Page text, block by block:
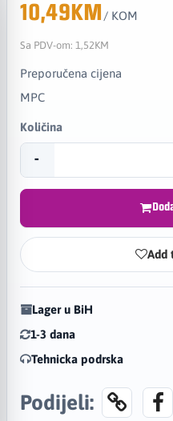
10,49KM / KOM
Sa PDV-om: 1,52KM
Preporučena cijena
MPC
Količina
-
Add
Lager u BiH
1-3 dana
Tehnicka podrska
Podijeli: